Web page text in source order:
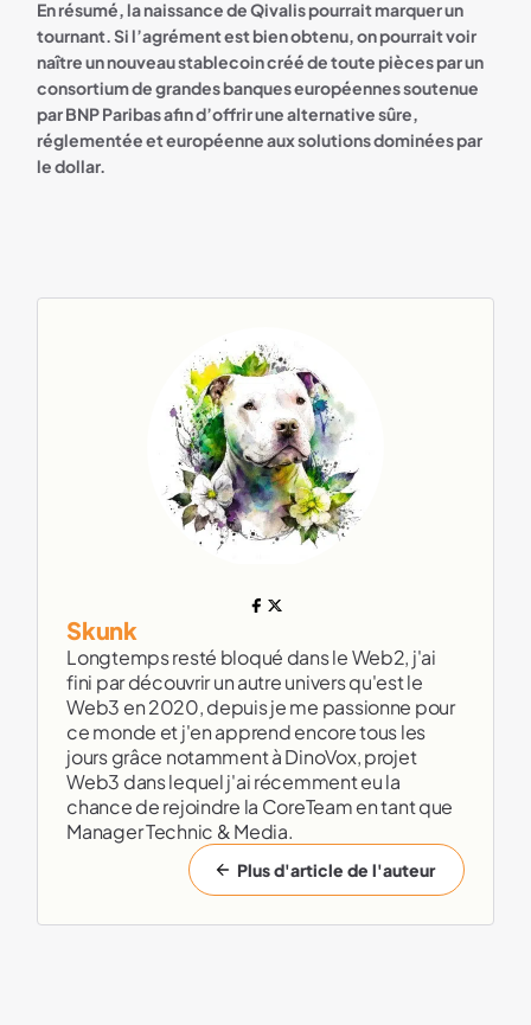
En résumé, la naissance de Qivalis pourrait marquer un
tournant. Si l’agrément est bien obtenu, on pourrait voir
naître un nouveau stablecoin créé de toute pièces par un
consortium de grandes banques européennes soutenue
par BNP Paribas afin d’offrir une alternative sûre,
réglementée et européenne aux solutions dominées par
le dollar.
Skunk
Longtemps resté bloqué dans le Web2, j'ai
fini par découvrir un autre univers qu'est le
Web3 en 2020, depuis je me passionne pour
ce monde et j'en apprend encore tous les
jours grâce notamment à DinoVox, projet
Web3 dans lequel j'ai récemment eu la
chance de rejoindre la CoreTeam en tant que
Manager Technic & Media.
Plus d'article de l'auteur